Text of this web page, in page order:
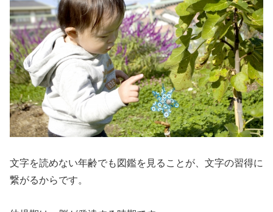
文字を読めない年齢でも図鑑を見ることが、文字の習得に
繋がるからです。